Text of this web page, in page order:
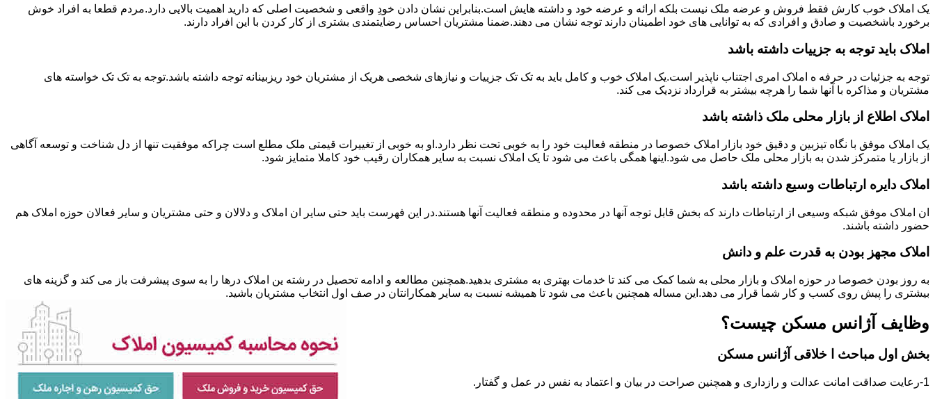
یک املاک خوب کارش فقط فروش و عرضه ملک نیست بلکه ارائه و عرضه خود و داشته هایش است.بنابراین نشان دادن خودِ واقعی و شخصیت اصلی که دارید اهمیت بالایی دارد.مردم قطعا به افراد خوش
برخورد باشخصیت و صادق و افرادی که به توانایی های خود اطمینان دارند توجه نشان می دهند.ضمنا مشتریان احساس رضایتمندی بشتری از کار کردن با این افراد دارند.
املاک باید توجه به جزییات داشته باشد
توجه به جزئیات در حرفه ه املاک امری اجتناب ناپذیر است.یک املاک خوب و کامل باید به تک تک جزییات و نیازهای شخصی هریک از مشتریان خود ریزبینانه توجه داشته باشد.توجه به تک تک خواسته های
مشتریان و مذاکره با آنها شما را هرچه بیشتر به قرارداد نزدیک می کند.
املاک اطلاع از بازار محلی ملک ذاشته باشد
یک املاک موفق با نگاه تیزبین و دقیق خود بازار املاک خصوصا در منطقه فعالیت خود را به خوبی تحت نظر دارد.او به خوبی از تغییرات قیمتی ملک مطلع است چراکه موفقیت تنها از دل شناخت و توسعه آگاهی
از بازار یا متمرکز شدن به بازار محلی ملک حاصل می شود.اینها همگی باعث می شود تا یک املاک نسبت به سایر همکاران رقیب خود کاملا متمایز شود.
املاک دایره ارتباطات وسیع داشته باشد
ان املاک موفق شبکه وسیعی از ارتباطات دارند که بخش قابل توجه آنها در محدوده و منطقه فعالیت آنها هستند.در این فهرست باید حتی سایر ان املاک و دلالان و حتی مشتریان و سایر فعالان حوزه املاک هم
حضور داشته باشند.
املاک مجهز بودن به قدرت علم و دانش
به روز بودن خصوصا در حوزه املاک و بازار محلی به شما کمک می کند تا خدمات بهتری به مشتری بدهید.همچنین مطالعه و ادامه تحصیل در رشته ین املاک درها را به سوی پیشرفت باز می کند و گزینه های
بیشتری را پیش روی کسب و کار شما قرار می دهد.این مساله همچنین باعث می شود تا همیشه نسبت به سایر همکارانتان در صف اول انتخاب مشتریان باشید.
وظایف آژانس مسکن چیست؟
بخش اول مباحث ا خلاقی آژانس مسکن
1-رعایت صداقت امانت عدالت و رازداری و همچنین صراحت در بیان و اعتماد به نفس در عمل و گفتار.